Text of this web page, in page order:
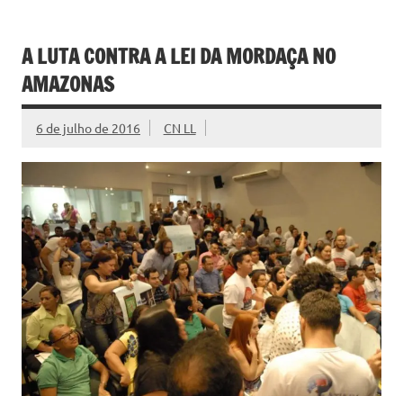
A LUTA CONTRA A LEI DA MORDAÇA NO
AMAZONAS
6 de julho de 2016 CN LL